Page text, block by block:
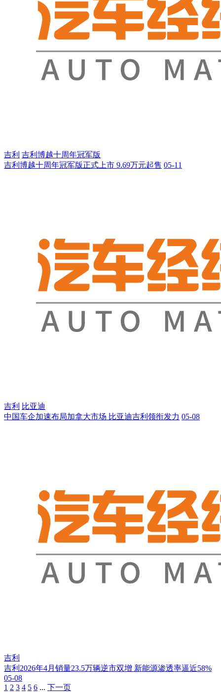
吉利 吉利博越十周年冠军版
吉利博越十周年冠军版正式上市 9.69万元起售 05-11
吉利 比亚迪
中国车企加速布局加拿大市场 比亚迪吉利领衔发力 05-08
吉利
吉利2026年4月销量23.5万辆逆市双增 新能源渗透率逼近58%
05-08
1 2 3 4 5 6 ... 下一页